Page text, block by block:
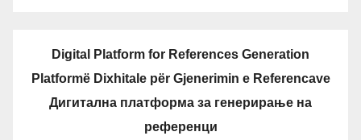
Digital Platform for References Generation
Platformë Dixhitale për Gjenerimin e Referencave
Дигитална платформа за генерирање на
референци